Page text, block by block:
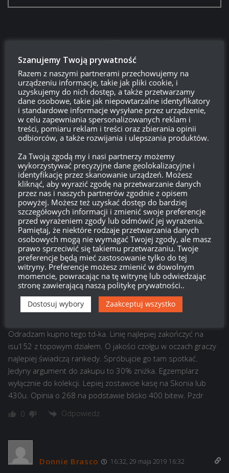
Login
{} [+]
Ta strona używa Akismet do redukcji spamu.Dowiedz się,
w jaki sposób przetwarzane są dane Twoich komentarzy.
15KOMENTARZY
Odradzam kupno tego td-ka. Linię najlepiej zakończyć na
isu152 z topowym działem. O jakości czołgu w oczach graczy
najlepiej świadczą rankedy. Spróbujcie go tam spotkać.
Jedyny argument do zakupu to 30% zniżka. Egzemplarz
wyłącznie do kolekcji. Lepiej zostawcie kasę na Skonia lub
430u. Opinia o 268 na podstawie blisko 400 bitew. Pzdr
0 Odpowiedz
Donnie Brasco 16:32, 29 maja 2019 16:32
Szanujemy Twoją prywatność
Razem z naszymi partnerami przechowujemy na
urządzeniu informacje, takie jak pliki cookie, i
uzyskujemy do nich dostęp, a także przetwarzamy
dane osobowe, takie jak niepowtarzalne identyfikatory
i standardowe informacje wysyłane przez urządzenie,
w celu zapewniania spersonalizowanych reklam i
treści, pomiaru reklam i treści oraz zbierania opinii
odbiorców, a także rozwijania i ulepszania produktów.
Za Twoją zgodą my i nasi partnerzy możemy
wykorzystywać precyzyjne dane geolokalizacyjne i
identyfikację przez skanowanie urządzeń. Możesz
kliknąć, aby wyrazić zgodę na przetwarzanie danych
przez nas i naszych partnerów zgodnie z opisem
powyżej. Możesz też uzyskać dostęp do bardziej
szczegółowych informacji i zmienić swoje preferencje
przed wyrażeniem zgody lub odmówić jej wyrażenia.
Pamiętaj, że niektóre rodzaje przetwarzania danych
osobowych mogą nie wymagać Twojej zgody, ale masz
prawo sprzeciwić się takiemu przetwarzaniu. Twoje
preferencje będą mieć zastosowanie tylko do tej
witryny. Preferencje możesz zmienić w dowolnym
momencie, powracając na tę witrynę lub odwiedzając
stronę zawierającą naszą politykę prywatności..
Dostosuj wybory Zaakceptuj wszystko